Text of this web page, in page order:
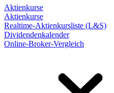
Aktienkurse
Aktienkurse
Realtime-Aktienkursliste (L&S)
Dividendenkalender
Online-Broker-Vergleich